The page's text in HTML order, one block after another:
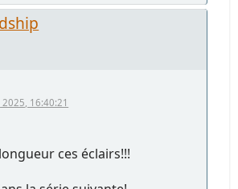
2025, 16:40:21
ces éclairs!!!